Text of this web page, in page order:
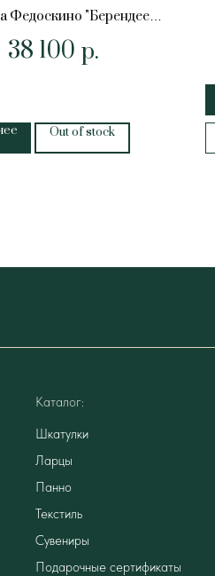
Федоскино "Берендеево
Осень" 10х6х4 см.
38 100 р.
Out of stock
Каталог:
Шкатулки
Ларцы
Панно
Текстиль
Сувениры
Подарочные сертификаты